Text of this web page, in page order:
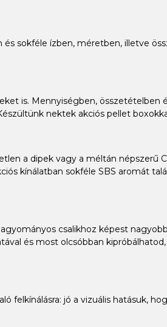
sokféle ízben, méretben, illetve
is. Mennyiségben, összetételben
nektek akciós pellet
a dipek vagy a méltán népszerű
kínálatban sokféle SBS aromát
csalikhoz képest
és most olcsóbban
felkínálásra: jó a vizuális hatásuk,